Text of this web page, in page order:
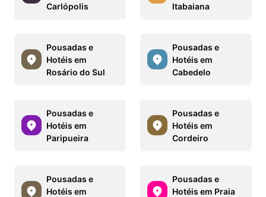
Carlópolis
Itabaiana
Pousadas e
Hotéis em
Rosário do Sul
Pousadas e
Hotéis em
Cabedelo
Pousadas e
Hotéis em
Paripueira
Pousadas e
Hotéis em
Cordeiro
Pousadas e
Hotéis em
Pousadas e
Hotéis em Praia